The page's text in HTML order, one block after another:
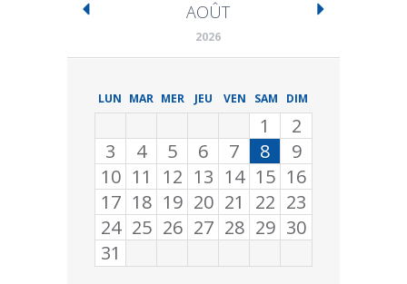
AOÛT
2026
LUN MAR MER JEU VEN SAM DIM
1
2
3
4 5 6 7 8
9
10 11 12 13 14 15 16
17 18 19 20 21 22 23
24 25 26 27 28 29 30
31